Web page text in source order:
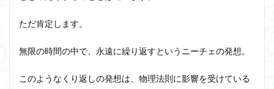
ただ肯定します。
無限の時間の中で、永遠に繰り返すというニーチェの発想。
このようなくり返しの発想は、 物理法則に影響を受けている